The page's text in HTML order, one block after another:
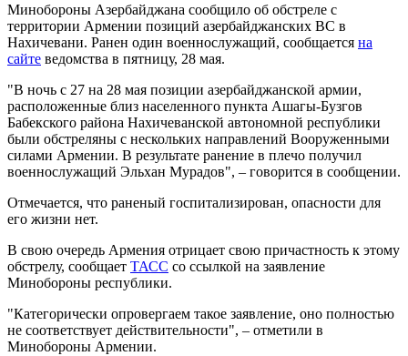
Минобороны Азербайджана сообщило об обстреле с
территории Армении позиций азербайджанских ВС в
Нахичевани. Ранен один военнослужащий, сообщается на
сайте ведомства в пятницу, 28 мая.
"В ночь с 27 на 28 мая позиции азербайджанской армии,
расположенные близ населенного пункта Ашагы-Бузгов
Бабекского района Нахичеванской автономной республики
были обстреляны с нескольких направлений Вооруженными
силами Армении. В результате ранение в плечо получил
военнослужащий Эльхан Мурадов", – говорится в сообщении.
Отмечается, что раненый госпитализирован, опасности для
его жизни нет.
В свою очередь Армения отрицает свою причастность к этому
обстрелу, сообщает ТАСС со ссылкой на заявление
Минобороны республики.
"Категорически опровергаем такое заявление, оно полностью
не соответствует действительности", – отметили в
Минобороны Армении.